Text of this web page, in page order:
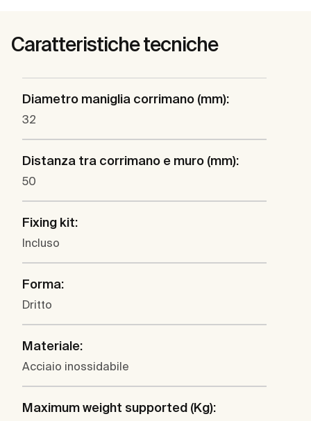
Caratteristiche tecniche
Diametro maniglia corrimano (mm):
32
Distanza tra corrimano e muro (mm):
50
Fixing kit:
Incluso
Forma:
Dritto
Materiale:
Acciaio inossidabile
Maximum weight supported (Kg):